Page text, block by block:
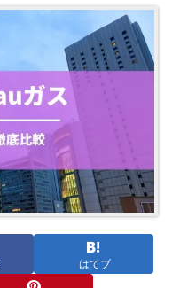
はてブ